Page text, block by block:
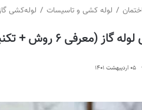
/ لوله کشی و تاسیسات / لوله‌کشی
(معرفی 6 روش + تکنیک‌ها)
05 اردیبهشت 1401